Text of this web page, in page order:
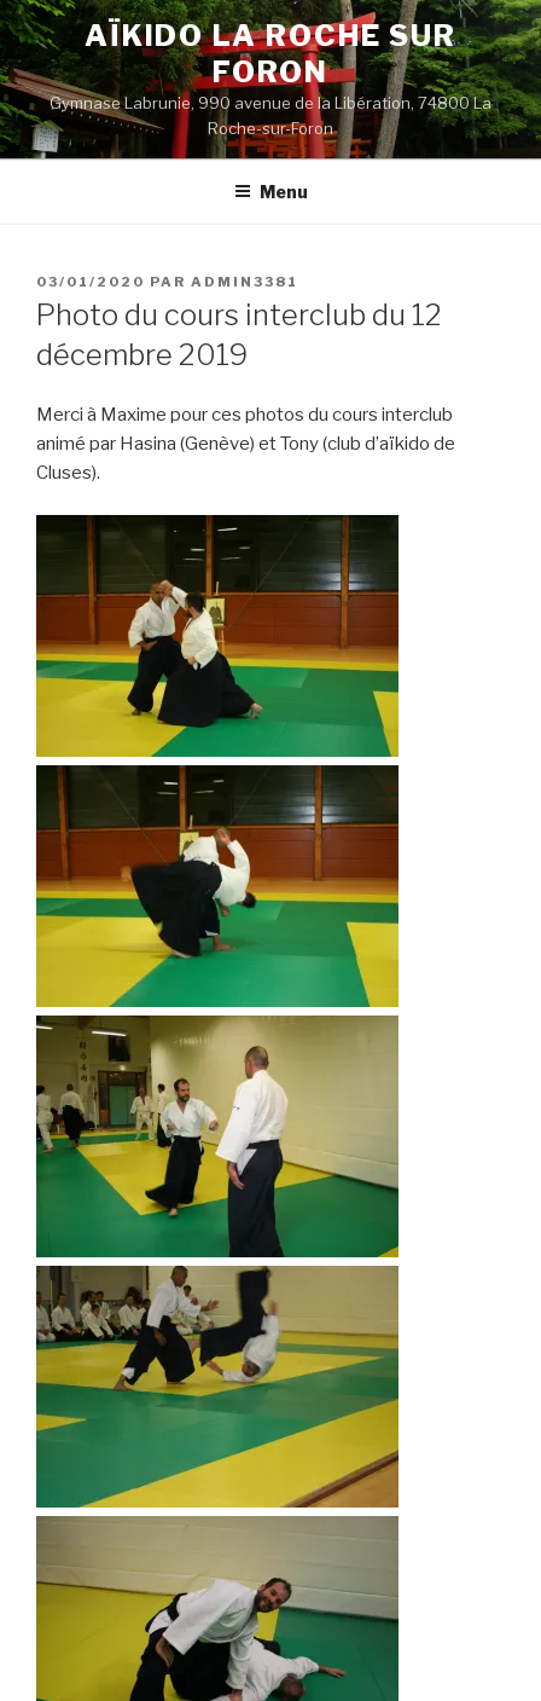
Aller
au
contenu
principal
AÏKIDO LA ROCHE SUR
FORON
Gymnase Labrunie, 990 avenue de la Libération, 74800 La
Roche-sur-Foron
Menu
PUBLIÉ
LE
03/01/2020 PAR ADMIN3381
Photo du cours interclub du 12
décembre 2019
Merci à Maxime pour ces photos du cours interclub
animé par Hasina (Genève) et Tony (club d’aïkido de
Cluses).